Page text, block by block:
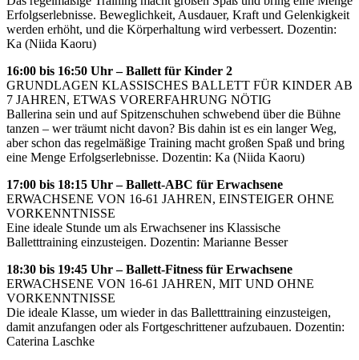
Erfolgserlebnisse. Beweglichkeit, Ausdauer, Kraft und Gelenkigkeit
werden erhöht, und die Körperhaltung wird verbessert. Dozentin:
Ka (Niida Kaoru)
16:00 bis 16:50 Uhr – Ballett für Kinder 2
GRUNDLAGEN KLASSISCHES BALLETT FÜR KINDER AB
7 JAHREN, ETWAS VORERFAHRUNG NÖTIG
Ballerina sein und auf Spitzenschuhen schwebend über die Bühne
tanzen – wer träumt nicht davon? Bis dahin ist es ein langer Weg,
aber schon das regelmäßige Training macht großen Spaß und bring
eine Menge Erfolgserlebnisse. Dozentin: Ka (Niida Kaoru)
17:00 bis 18:15 Uhr – Ballett-ABC für Erwachsene
ERWACHSENE VON 16-61 JAHREN, EINSTEIGER OHNE
VORKENNTNISSE
Eine ideale Stunde um als Erwachsener ins Klassische
Balletttraining einzusteigen. Dozentin: Marianne Besser
18:30 bis 19:45 Uhr – Ballett-Fitness für Erwachsene
ERWACHSENE VON 16-61 JAHREN, MIT UND OHNE
VORKENNTNISSE
Die ideale Klasse, um wieder in das Balletttraining einzusteigen,
damit anzufangen oder als Fortgeschrittener aufzubauen. Dozentin:
Caterina Laschke